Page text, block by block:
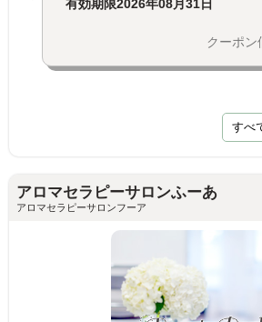
有効期限2026年08月31日
クーポン
すべ
アロマセラピーサロンふーあ
アロマセラピーサロンフーア